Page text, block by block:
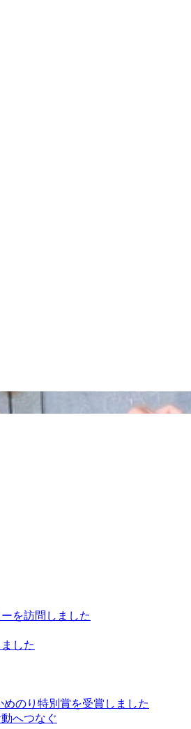
を訪問しました
した
のり特別賞を受賞しました
へつなぐ